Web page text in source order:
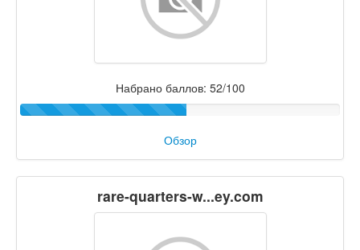
Набрано баллов: 52/100
Обзор
rare-quarters-w...ey.com